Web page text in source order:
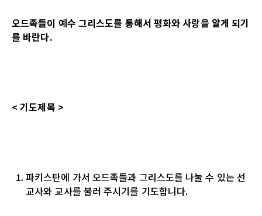
오드족들이 예수 그리스도를 통해서 평화와 사랑을 알게 되기
를 바란다.
< 기도제목 >
파키스탄에 가서 오드족들과 그리스도를 나눌 수 있는 선
교사와 교사를 불러 주시기를 기도합니다.